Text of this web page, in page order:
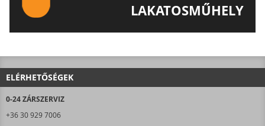
LAKATOSMŰHELY
ELÉRHETŐSÉGEK
0-24 ZÁRSZERVIZ
+36 30 929 7006